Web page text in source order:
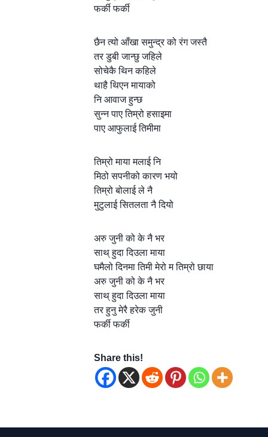
फर्की फर्की
छैन त्यो आँखा समुन्द्र को रंग जस्तै
तर डुबी जान्छु जहिले
सोचेकै थिन कहिले
थाहै थिएन मायाको
नि आवाज हुन्छ
सुन्न पाए तिम्रो हसाइमा
पाए आफुलाई तिमीमा
तिम्रो माया मलाई नि
मिठो सपनीको कारण भयो
तिम्रो बोलाई ले नै
मुटुलाई सितलता नै दियो
अरु जुनी को के नै भर
साथ् हुदा दिउला माया
घमैलो दिनमा तिमी मेरो म तिम्रो छाया
अरु जुनी को के नै भर
साथ् हुदा दिउला माया
तर हुनु मेरै हरेक जुनी
फर्की फर्की
Share this!